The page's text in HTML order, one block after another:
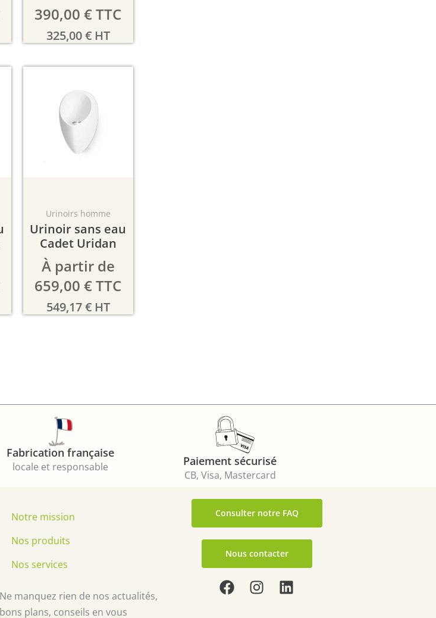
390,00€TTC
325,00€HT
Urinoirs homme
Urinoir sans eau
Cadet Uridan
À partir de
659,00€TTC
549,17€HT
Fabrication française
locale et responsable Paiement sécurisé
CB, Visa, Mastercard
Notre mission
Nos produits
Nos services
Ne manquez rien de nos actualités,
bons plans, conseils en vous
Consulter notre FAQ
Nous contacter
F
a
I L